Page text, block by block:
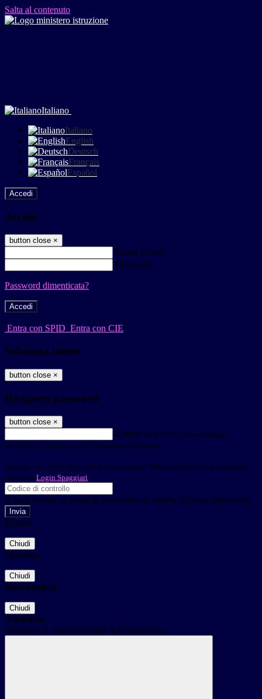
Salta al contenuto
Italiano
Italiano
English
Deutsch
Français
Español
Accedi
Accedi
button close ×
Nome Utente
Password
Password dimenticata?
-
Entra con SPID Entra con CIE
Seleziona utente
button close ×
Recupero password
button close ×
E-mail Verrà inviato un messaggio
all'indirizzo indicato con le istruzioni necessarie.
Non hai una e-mail associata al nome utente? Effettua il reset della password
tramite la Login Spaggiari
E-mail inviata, si prega di controllare la casella di posta elettronica!
Errore
Chiudi
Successo
Chiudi
Informazione
Chiudi
Attendere...
Attendere il completamento dell'operazione...